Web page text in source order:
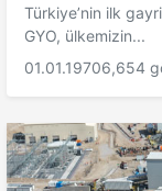
Türkiye’nin ilk
GYO, ülkemizin...
01.01.19706,654